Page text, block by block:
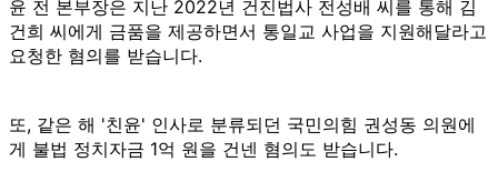
윤 전 본부장은 지난 2022년 건진법사 전성배 씨를 통해 김
건희 씨에게 금품을 제공하면서 통일교 사업을 지원해달라고
요청한 혐의를 받습니다.
또, 같은 해 '친윤' 인사로 분류되던 국민의힘 권성동 의원에
게 불법 정치자금 1억 원을 건넨 혐의도 받습니다.